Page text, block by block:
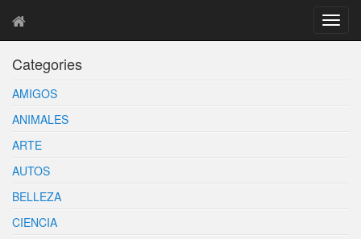
T
o
Categories
AMIGOS
ANIMALES
ARTE
AUTOS
BELLEZA
CIENCIA